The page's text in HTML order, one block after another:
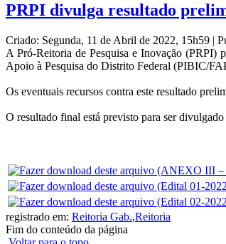
PRPI divulga resultado
Criado: Segunda, 11 de Abril de 2022, 15h59 |
A Pró-Reitoria de Pesquisa e Inovação
Apoio à Pesquisa do Distrito Federal (PIBIC/
Os eventuais recursos contra este resultado
O resultado final está previsto para ser
registrado em: Reitoria Gab.,Reitoria
Fim do conteúdo da página